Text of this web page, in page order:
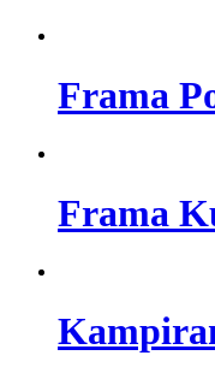
Frama
Frama